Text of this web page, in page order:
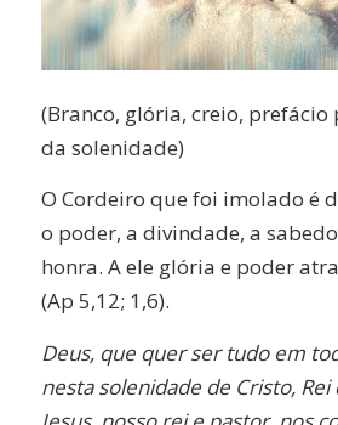
(Branco, glória, creio,
da solenidade)
O Cordeiro que foi imolado é
o poder, a divindade, a
honra. A ele glória e poder
(Ap 5,12; 1,6).
Deus, que quer ser tudo em
nesta solenidade de Cristo, Rei